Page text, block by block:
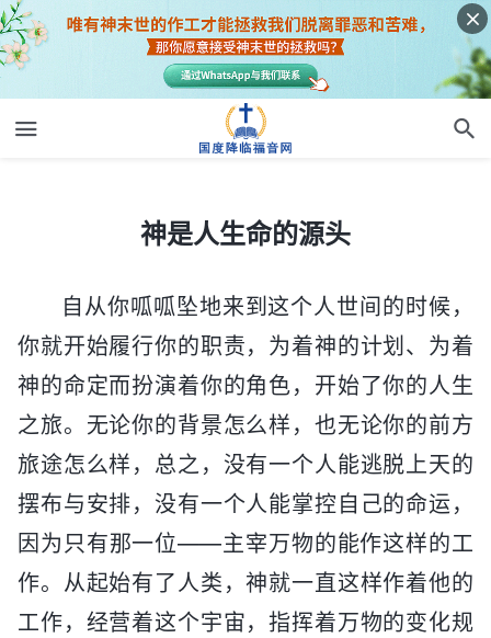
神是人生命的源头
自从你呱呱坠地来到这个人世间的时候，
你就开始履行你的职责，为着神的计划、为着
神的命定而扮演着你的角色，开始了你的人生
之旅。无论你的背景怎么样，也无论你的前方
旅途怎么样，总之，没有一个人能逃脱上天的
摆布与安排，没有一个人能掌控自己的命运，
因为只有那一位——主宰万物的能作这样的工
作。从起始有了人类，神就一直这样作着他的
工作，经营着这个宇宙，指挥着万物的变化规